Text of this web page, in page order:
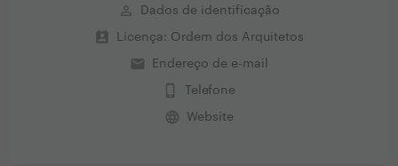
perm_identity Dados de identificação
perm_contact_calendar Licença: Ordem dos Arquitetos
email Endereço de e-mail
phone_iphone Telefone
language Website